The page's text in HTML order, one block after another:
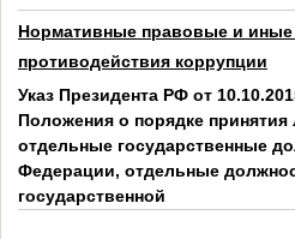
Нормативные правовые и
противодействия коррупции
Указ Президента РФ от
Положения о порядке
отдельные государственные
Федерации, отдельные
государственной